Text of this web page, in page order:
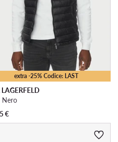
extra -25% Codice: LAST
Nero
€